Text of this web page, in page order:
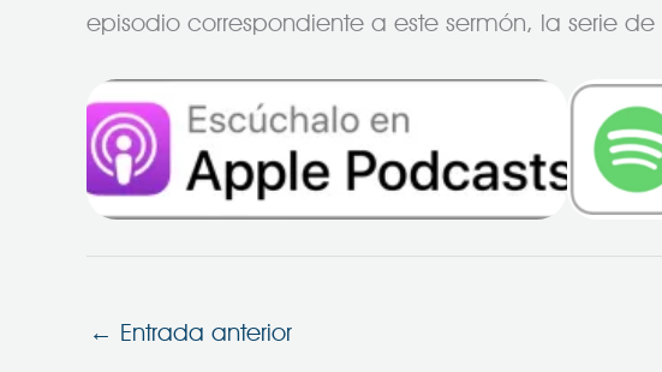
episodio correspondiente a este sermón, la serie de
← Entrada anterior